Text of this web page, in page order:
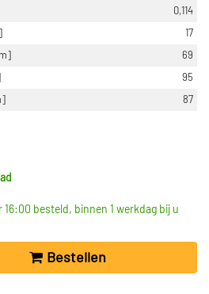
0,114
17
69
95
87
16:00 besteld, binnen 1 werkdag bij u
Bestellen